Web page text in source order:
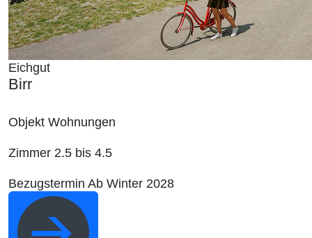
Eichgut
Birr
Objekt Wohnungen
Zimmer 2.5 bis 4.5
Bezugstermin Ab Winter 2028